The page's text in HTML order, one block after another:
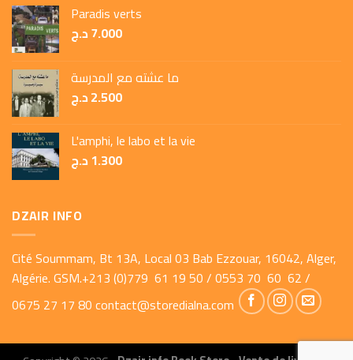
Paradis verts
7.000د.ج
ما عشته مع المدرسة
2.500د.ج
L'amphi, le labo et la vie
1.300د.ج
DZAIR INFO
Cité Soummam, Bt 13A, Local 03 Bab Ezzouar, 16042, Alger,
Algérie. GSM.+213 (0)779 61 19 50 / 0553 70 60 62 /
0675 27 17 80contact@storedialna.com